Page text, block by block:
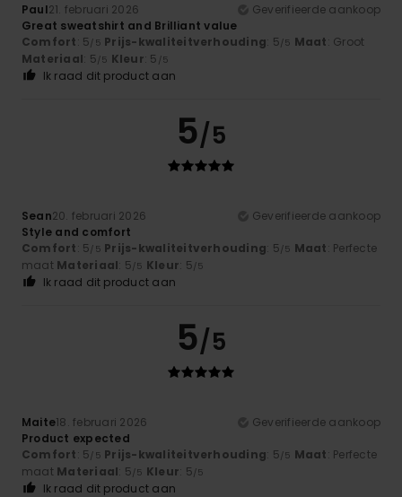
Paul21. februari 2026
Geverifieerde aankoop
Great sweatshirt and Brilliant value
Comfort: 5 /5 Prijs-kwaliteitverhouding: 5 /5 Maat: Groot
Materiaal: 5 /5 Kleur: 5 /5
Ik raad dit product aan
5/5
Sean20. februari 2026
Geverifieerde aankoop
Style and comfort
Comfort: 5 /5 Prijs-kwaliteitverhouding: 5 /5 Maat: Perfecte
maat Materiaal: 5 /5 Kleur: 5 /5
Ik raad dit product aan
5/5
Maite18. februari 2026
Geverifieerde aankoop
Product expected
Comfort: 5 /5 Prijs-kwaliteitverhouding: 5 /5 Maat: Perfecte
maat Materiaal: 5 /5 Kleur: 5 /5
Ik raad dit product aan